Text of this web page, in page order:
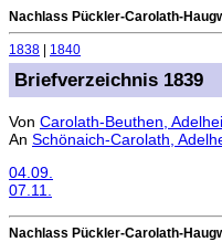
Nachlass Pückler-Carolath-
1838 1840
Briefverzeichnis 1839
Von Carolath-Beuthen,
An Schönaich-Carolath,
04.09.
07.11.
Nachlass Pückler-Carolath-